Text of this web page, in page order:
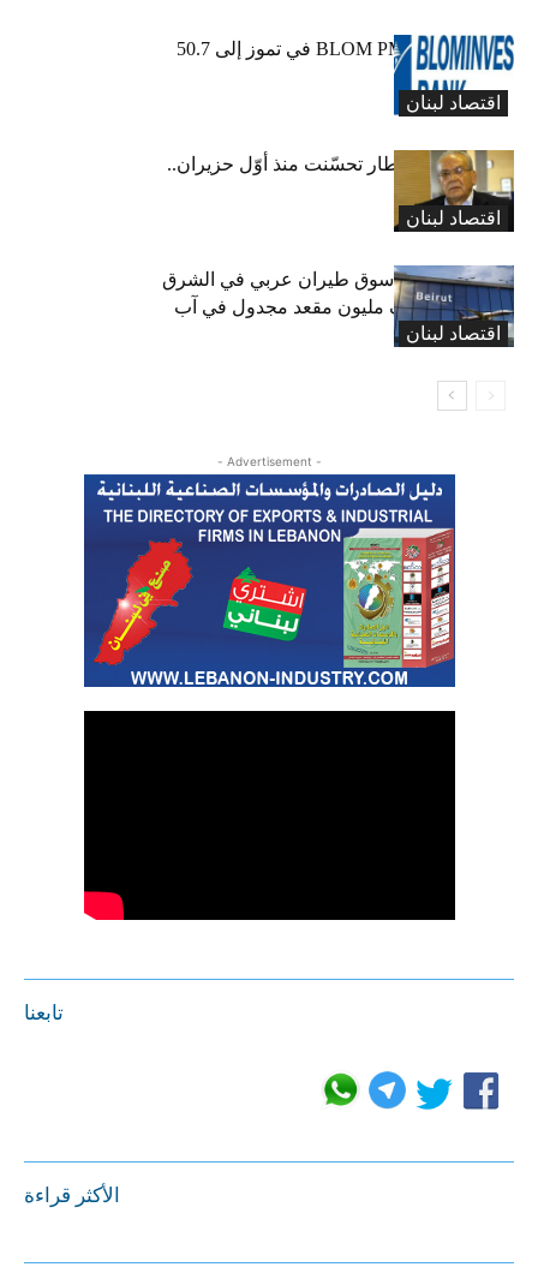
اقتصاد لبنان
ارتفاع مؤشر BLOM PMI في تموز إلى 50.7
نقطة
اقتصاد لبنان
عبود: حركة المطار تحسّنت منذ أوّل حزيران..
ولكن
اقتصاد لبنان
لبنان ثامن أكبر سوق طيران عربي في الشرق
الأوسط… نصف مليون مقعد مجدول في آب
(انفوغراف)
- Advertisement -
تابعنا
الأكثر قراءة